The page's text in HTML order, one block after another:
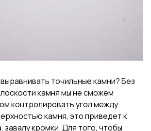
точильные камни? Без
камня мы не сможем
контролировать угол между
камня, это приведет к
завалу кромки. Для того, чтобы